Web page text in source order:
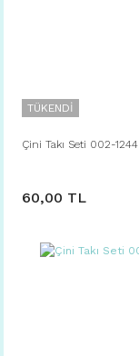
TÜKENDİ
Çini Takı Seti 002-1244
60,00 TL